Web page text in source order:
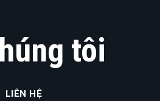
tôi
LIÊN HỆ